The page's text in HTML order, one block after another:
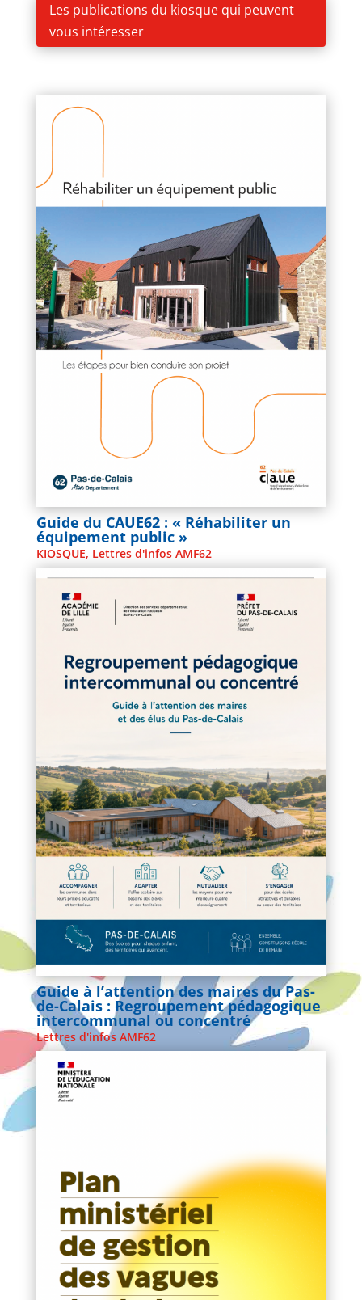
Les publications du kiosque qui peuvent
vous intéresser
Guide du CAUE62 : « Réhabiliter un
équipement public »
KIOSQUE, Lettres d'infos AMF62
Guide à l’attention des maires du Pas-
de-Calais : Regroupement pédagogique
intercommunal ou concentré
Lettres d'infos AMF62